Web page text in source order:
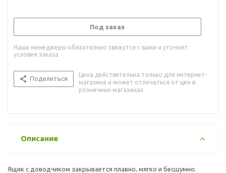
Под заказ
Наши менеджеры обязательно свяжутся с вами и уточнят
условия заказа
Поделиться
Цена действительна только для интернет-
магазина и может отличаться от цен в
розничных магазинах
Описание
Ящик с доводчиком закрывается плавно, мягко и бесшумно.